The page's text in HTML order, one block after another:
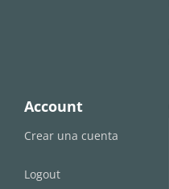
Account
Crear una cuenta
Logout